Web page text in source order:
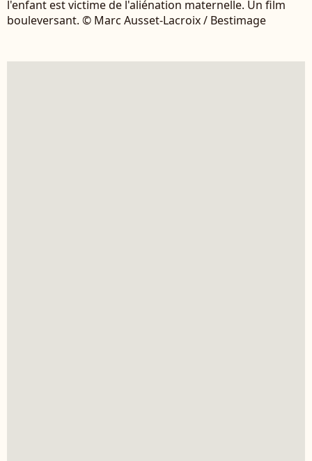
l'enfant est victime de l'aliénation maternelle. Un film
bouleversant. © Marc Ausset-Lacroix / Bestimage